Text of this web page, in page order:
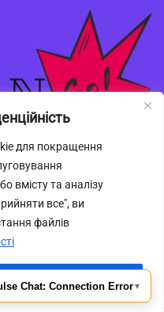
для покращення
вмісту та аналізу
все", ви
файлів
Прийняти всі
market.top